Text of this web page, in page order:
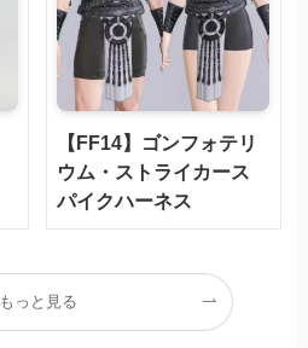
【FF14】ゴンフォテリ
ウム・ストライカース
パイクハーネス
もっと見る